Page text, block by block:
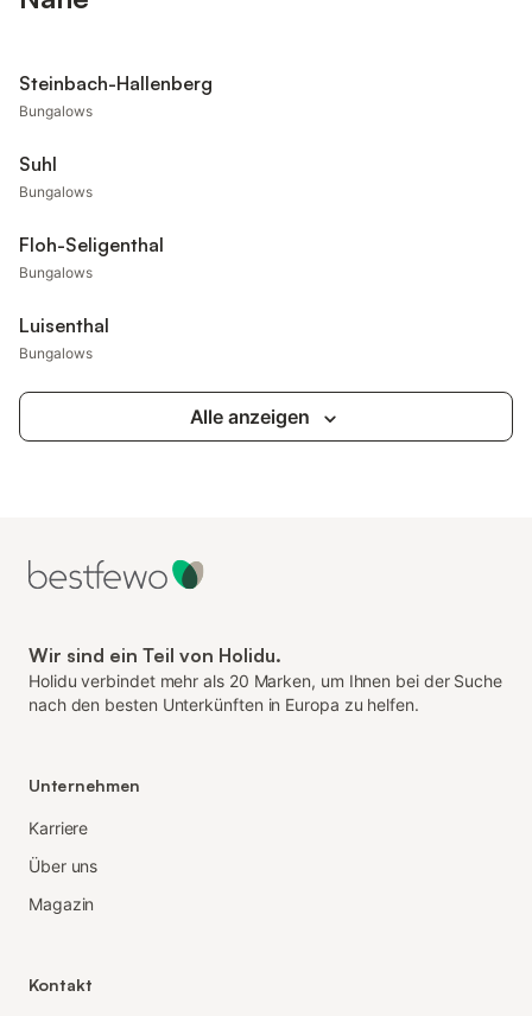
Steinbach-Hallenberg
Bungalows
Suhl
Bungalows
Floh-Seligenthal
Bungalows
Luisenthal
Bungalows
Alle anzeigen
Wir sind ein Teil von Holidu.
Holidu verbindet mehr als 20 Marken, um Ihnen bei der Suche
nach den besten Unterkünften in Europa zu helfen.
Unternehmen
Karriere
Über uns
Magazin
Kontakt